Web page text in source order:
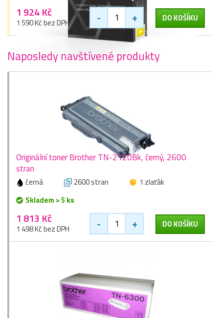
1 924 Kč
1 590 Kč bez DPH - + DO KOŠÍKU
Naposledy navštívené produkty
Originální toner Brother TN-2120Bk, černý, 2600
stran
černá 2600 stran
1 zlaťák
Skladem > 5 ks
1 813 Kč
1 498 Kč bez DPH - + DO KOŠÍKU